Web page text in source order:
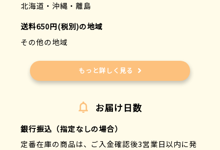
北海道・沖縄・離島
送料650円(税別)の地域
その他の地域
もっと詳しく見る
お届け日数
銀行振込（指定なしの場合）
定番在庫の商品は、ご入金確認後3営業日以内に発